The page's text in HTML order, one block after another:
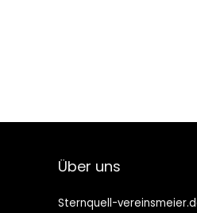
Über uns
Sternquell-